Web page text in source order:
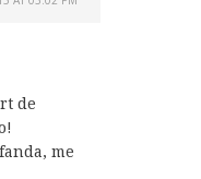
de
me